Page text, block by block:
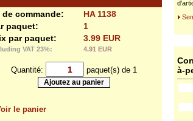
de commande:
HA 1138
paquet:
1
par paquet:
3.99 EUR
VAT 23%: 4.91 EUR
Quantité: paquet(s) de 1
le panier
à-